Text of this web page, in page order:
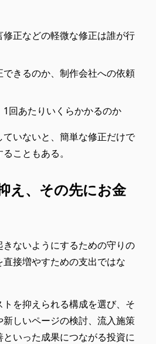
正などの軽微な修正は誰が行
できるのか、制作会社への依頼
回あたりいくらかかるのか
いないと、簡単な修正だけで
こともある。
え、その先にお金
ないようにするための守りの
接増やすための支出ではな
を抑えられる構成を選び、そ
しいページの検討、流入施策
いった成果につながる投資に